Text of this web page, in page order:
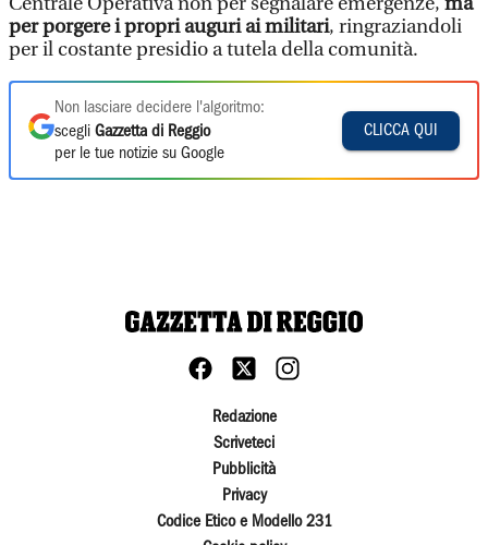
per porgere i propri auguri ai militari, ringraziandoli
per il costante presidio a tutela della comunità.
Non lasciare decidere l'algoritmo:
scegli Gazzetta di Reggio
per le tue notizie su Google
CLICCA QUI
Redazione
Scriveteci
Pubblicità
Privacy
Codice Etico e Modello 231